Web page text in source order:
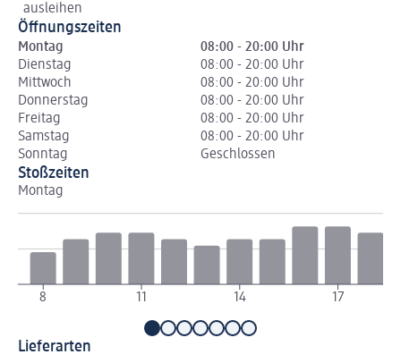
ausleihen
Öffnungszeiten
Montag
08:00 - 20:00 Uhr
Dienstag
08:00 - 20:00 Uhr
Mittwoch
08:00 - 20:00 Uhr
Donnerstag
08:00 - 20:00 Uhr
Freitag
08:00 - 20:00 Uhr
Samstag
08:00 - 20:00 Uhr
Sonntag
Geschlossen
Stoßzeiten
Montag
8 11 14 17
Lieferarten